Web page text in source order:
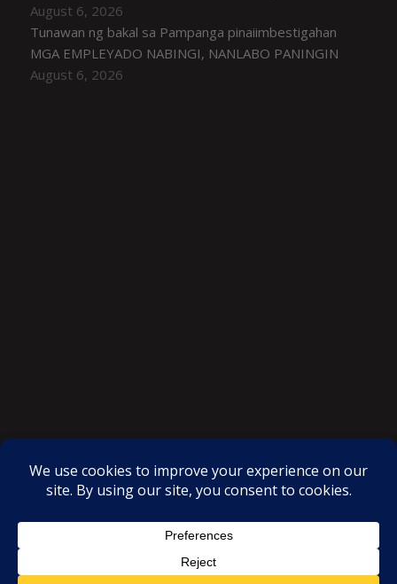
August 6, 2026
Tunawan ng bakal sa Pampanga pinaiimbestigahan
MGA EMPLEYADO NABINGI, NANLABO PANINGIN
August 6, 2026